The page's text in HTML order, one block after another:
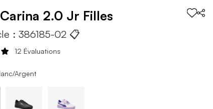
Carina 2.0 Jr Filles
:386185-02 📋
12 Évaluations
Argent